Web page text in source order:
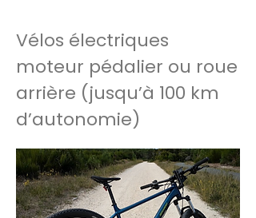
Vélos électriques
moteur pédalier ou roue
arrière (jusqu’à 100 km
d’autonomie)